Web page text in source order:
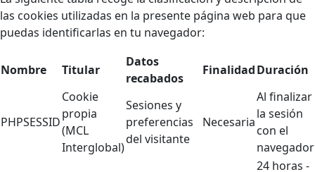
las cookies utilizadas en la presente página web para que
puedas identificarlas en tu navegador:
Nombre Titular
Datos
recabados
FinalidadDuración
PHPSESSID
Cookie
propia
(MCL
Interglobal)
Sesiones y
preferencias
del visitante
Necesaria
Al finalizar
la sesión
con el
navegador
24 horas -